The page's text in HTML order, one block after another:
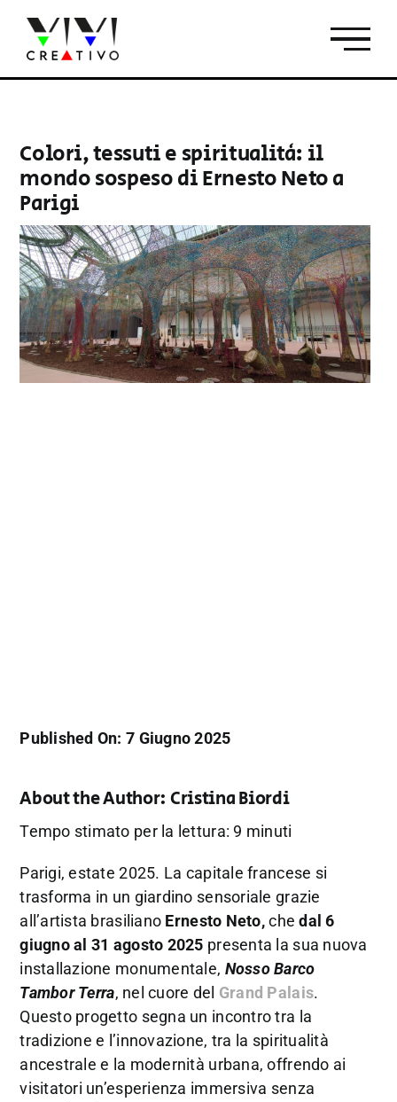
contenuto
Colori, tessuti e spiritualità: il
mondo sospeso di Ernesto Neto a
Parigi
Published On: 7 Giugno 2025
About the Author: Cristina Biordi
Tempo stimato per la lettura: 9 minuti
Parigi, estate 2025. La capitale francese si
trasforma in un giardino sensoriale grazie
all’artista brasiliano Ernesto Neto,chedal 6
giugno al 31 agosto 2025 presenta la sua nuova
installazione monumentale, Nosso Barco
Tambor Terra, nel cuore del Grand Palais.
Questo progetto segna un incontro tra la
tradizione e l’innovazione, tra la spiritualità
ancestrale e la modernità urbana, offrendo ai
visitatori un’esperienza immersiva senza